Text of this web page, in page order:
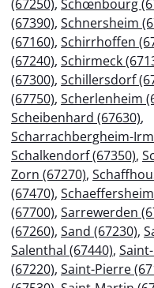
(67250), Schœnbourg
(67390), Schnersheim
(67160), Schirrhoffen
(67240), Schirmeck
(67300), Schillersdorf
(67750), Scherlenheim
Scheibenhard (67630),
Scharrachbergheim-
Schalkendorf (67350),
Zorn (67270),
(67470),
(67700), Sarrewerden
(67260), Sand (67230),
Salenthal (67440),
(67220), Saint-Pierre